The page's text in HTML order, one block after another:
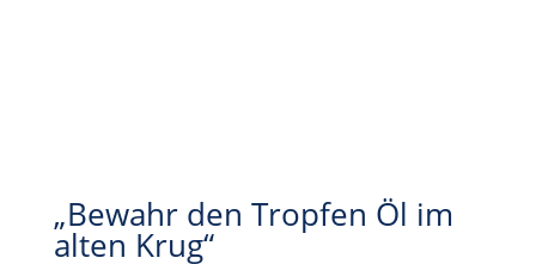
„Bewahr den Tropfen Öl im
alten Krug“